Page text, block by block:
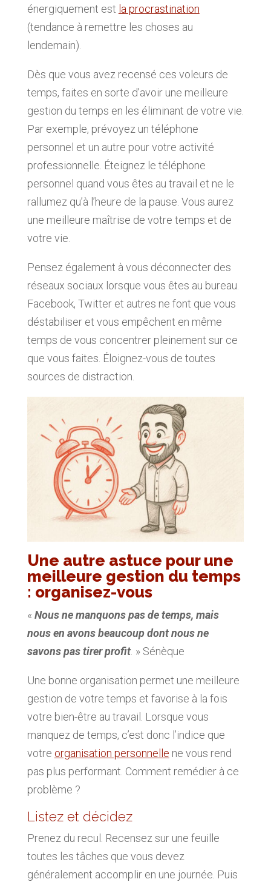
énergiquement est la procrastination
(tendance à remettre les choses au
lendemain).
Dès que vous avez recensé ces voleurs de
temps, faites en sorte d’avoir une meilleure
gestion du temps en les éliminant de votre vie.
Par exemple, prévoyez un téléphone
personnel et un autre pour votre activité
professionnelle. Éteignez le téléphone
personnel quand vous êtes au travail et ne le
rallumez qu’à l’heure de la pause. Vous aurez
une meilleure maîtrise de votre temps et de
votre vie.
Pensez également à vous déconnecter des
réseaux sociaux lorsque vous êtes au bureau.
Facebook, Twitter et autres ne font que vous
déstabiliser et vous empêchent en même
temps de vous concentrer pleinement sur ce
que vous faites. Éloignez-vous de toutes
sources de distraction.
Une autre astuce pour une
meilleure gestion du temps
: organisez-vous
« Nous ne manquons pas de temps, mais
nous en avons beaucoup dont nous ne
savons pas tirer profit. » Sénèque
Une bonne organisation permet une meilleure
gestion de votre temps et favorise à la fois
votre bien-être au travail. Lorsque vous
manquez de temps, c’est donc l’indice que
votre organisation personnelle ne vous rend
pas plus performant. Comment remédier à ce
problème ?
Listez et décidez
Prenez du recul. Recensez sur une feuille
toutes les tâches que vous devez
généralement accomplir en une journée. Puis